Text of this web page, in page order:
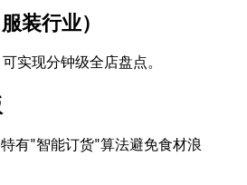
装行业）
实现分钟级全店盘点。
有"智能订货"算法避免食材浪